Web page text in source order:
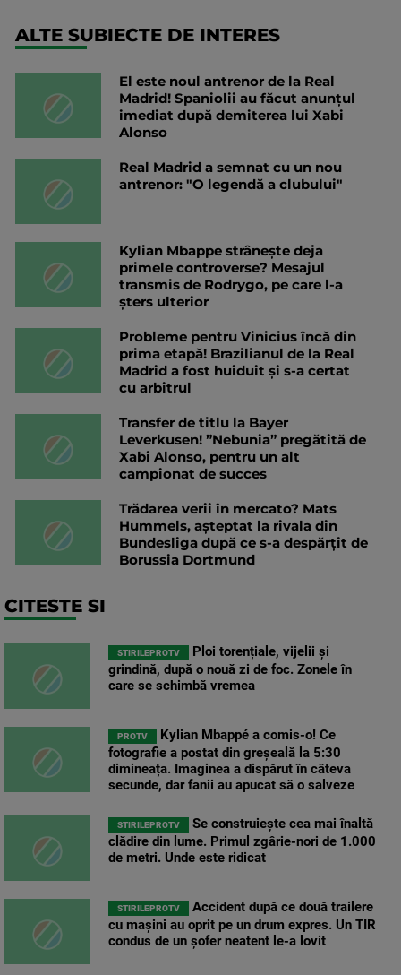
ALTE SUBIECTE DE INTERES
El este noul antrenor de la Real
Madrid! Spaniolii au făcut anunțul
imediat după demiterea lui Xabi
Alonso
Real Madrid a semnat cu un nou
antrenor: "O legendă a clubului"
Kylian Mbappe strânește deja
primele controverse? Mesajul
transmis de Rodrygo, pe care l-a
șters ulterior
Probleme pentru Vinicius încă din
prima etapă! Brazilianul de la Real
Madrid a fost huiduit și s-a certat
cu arbitrul
Transfer de titlu la Bayer
Leverkusen! ”Nebunia” pregătită de
Xabi Alonso, pentru un alt
campionat de succes
Trădarea verii în mercato? Mats
Hummels, așteptat la rivala din
Bundesliga după ce s-a despărțit de
Borussia Dortmund
CITESTE SI
STIRILEPROTV
Ploi torențiale, vijelii și
grindină, după o nouă zi de foc. Zonele în
care se schimbă vremea
PROTV
Kylian Mbappé a comis-o! Ce
fotografie a postat din greșeală la 5:30
dimineața. Imaginea a dispărut în câteva
secunde, dar fanii au apucat să o salveze
STIRILEPROTV
Se construiește cea mai înaltă
clădire din lume. Primul zgârie-nori de 1.000
de metri. Unde este ridicat
STIRILEPROTV
Accident după ce două trailere
cu mașini au oprit pe un drum expres. Un TIR
condus de un șofer neatent le-a lovit